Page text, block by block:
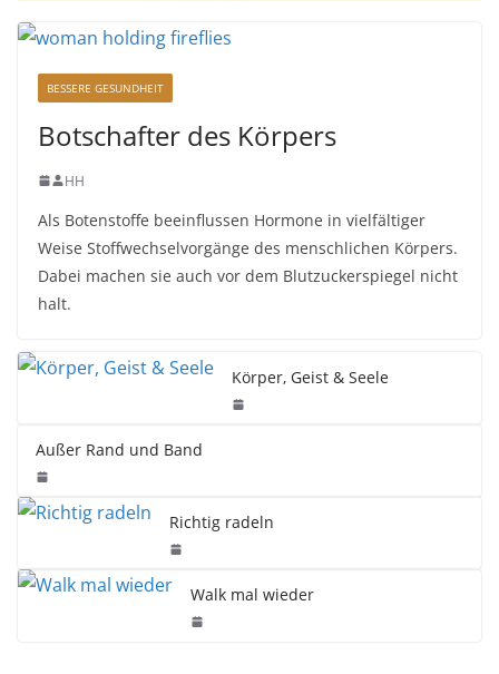
BESSERE GESUNDHEIT
Botschafter des Körpers
HH
Als Botenstoffe beeinflussen Hormone in vielfältiger
Weise Stoffwechselvorgänge des menschlichen Körpers.
Dabei machen sie auch vor dem Blutzuckerspiegel nicht
halt.
Körper, Geist & Seele
Außer Rand und Band
Richtig radeln
Walk mal wieder